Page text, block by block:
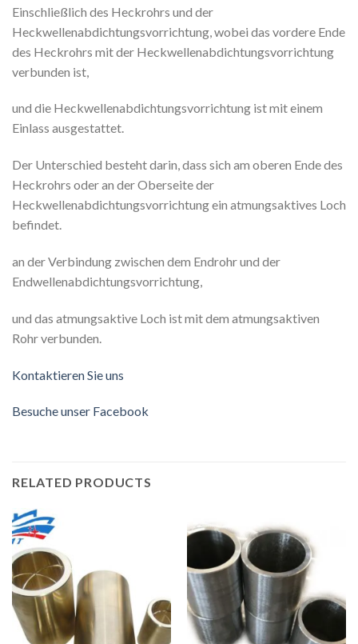
Einschließlich des Heckrohrs und der
Heckwellenabdichtungsvorrichtung, wobei das vordere Ende
des Heckrohrs mit der Heckwellenabdichtungsvorrichtung
verbunden ist,
und die Heckwellenabdichtungsvorrichtung ist mit einem
Einlass ausgestattet.
Der Unterschied besteht darin, dass sich am oberen Ende des
Heckrohrs oder an der Oberseite der
Heckwellenabdichtungsvorrichtung ein atmungsaktives Loch
befindet.
an der Verbindung zwischen dem Endrohr und der
Endwellenabdichtungsvorrichtung,
und das atmungsaktive Loch ist mit dem atmungsaktiven
Rohr verbunden.
Kontaktieren Sie uns
Besuche unser Facebook
RELATED PRODUCTS